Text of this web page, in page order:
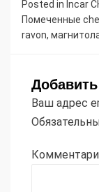
Posted in Incar
Помеченные
ravon,
Ваш адрес